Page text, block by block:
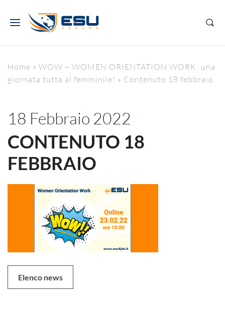
Home » WOW – WOMEN ORIENTATION WORK: una
giornata tutta al femminile! » Contenuto 18 febbraio
18 Febbraio 2022
CONTENUTO 18
FEBBRAIO
Elenco news